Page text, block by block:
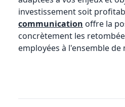
investissement soit
communication offre la
concrètement les
employées à l'ensemble de